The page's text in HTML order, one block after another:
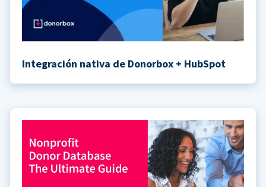
Integración nativa de Donorbox + HubSpot